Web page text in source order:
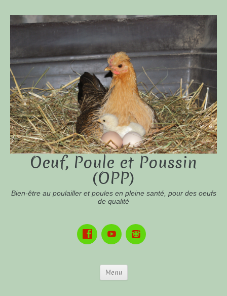
Oeuf, Poule et Poussin
(OPP)
Bien-être au poulailler et poules en pleine santé, pour des oeufs
de qualité
Menu